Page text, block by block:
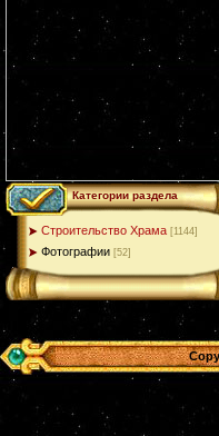
Категории раздела
Строительство Храма [1144]
Фотографии [52]